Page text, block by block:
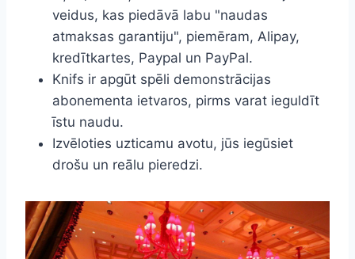
veidus, kas piedāvā labu "naudas
atmaksas garantiju", piemēram, Alipay,
kredītkartes, Paypal un PayPal.
Knifs ir apgūt spēli demonstrācijas
abonementa ietvaros, pirms varat ieguldīt
īstu naudu.
Izvēloties uzticamu avotu, jūs iegūsiet
drošu un reālu pieredzi.